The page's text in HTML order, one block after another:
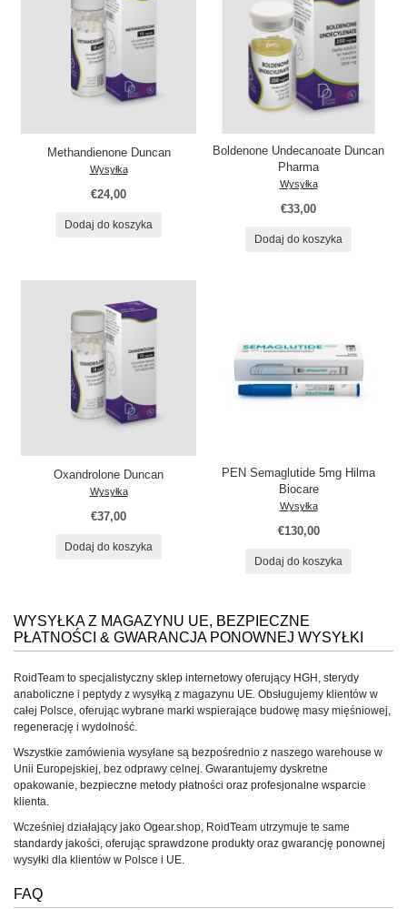
Methandienone Duncan
Wysyłka
€24,00
Dodaj do koszyka
Boldenone Undecanoate Duncan
Pharma
Wysyłka
€33,00
Dodaj do koszyka
Oxandrolone Duncan
Wysyłka
€37,00
Dodaj do koszyka
PEN Semaglutide 5mg Hilma
Biocare
Wysyłka
€130,00
Dodaj do koszyka
WYSYŁKA Z MAGAZYNU UE, BEZPIECZNE
PŁATNOŚCI & GWARANCJA PONOWNEJ WYSYŁKI
RoidTeam to specjalistyczny sklep internetowy oferujący HGH, sterydy
anaboliczne i peptydy z wysyłką z magazynu UE. Obsługujemy klientów w
całej Polsce, oferując wybrane marki wspierające budowę masy mięśniowej,
regenerację i wydolność.
Wszystkie zamówienia wysyłane są bezpośrednio z naszego warehouse w
Unii Europejskiej, bez odprawy celnej. Gwarantujemy dyskretne
opakowanie, bezpieczne metody płatności oraz profesjonalne wsparcie
klienta.
Wcześniej działający jako Ogear.shop, RoidTeam utrzymuje te same
standardy jakości, oferując sprawdzone produkty oraz gwarancję ponownej
wysyłki dla klientów w Polsce i UE.
FAQ